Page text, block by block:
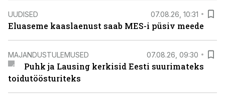
UUDISED 07.08.26, 10:31
Eluaseme kaaslaenust saab MES-i püsiv meede
MAJANDUSTULEMUSED 07.08.26, 09:30
Puhk ja Lausing kerkisid Eesti suurimateks
toidutöösturiteks